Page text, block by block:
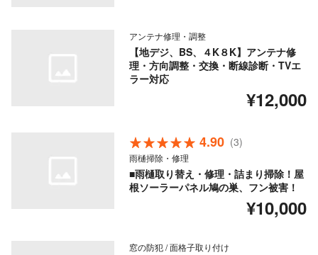
アンテナ修理・調整
【地デジ、BS、４K８K】アンテナ修
理・方向調整・交換・断線診断・TVエ
ラー対応
¥12,000
4.90 (3)
雨樋掃除・修理
■雨樋取り替え・修理・詰まり掃除！屋
根ソーラーパネル鳩の巣、フン被害！
¥10,000
窓の防犯 / 面格子取り付け